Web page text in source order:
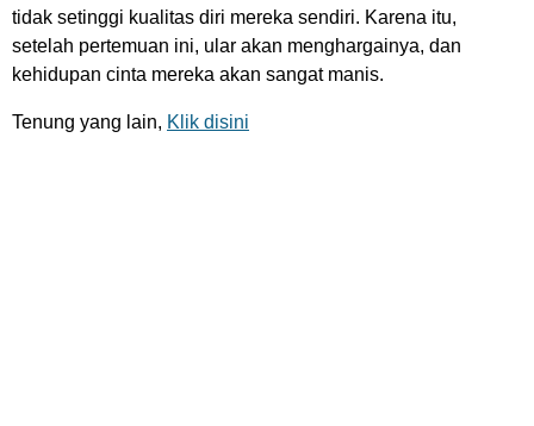
tidak setinggi kualitas diri mereka sendiri. Karena itu,
setelah pertemuan ini, ular akan menghargainya, dan
kehidupan cinta mereka akan sangat manis.
Tenung yang lain, Klik disini